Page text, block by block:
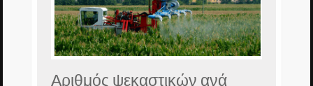
Αριθμός ψεκαστικών ανά